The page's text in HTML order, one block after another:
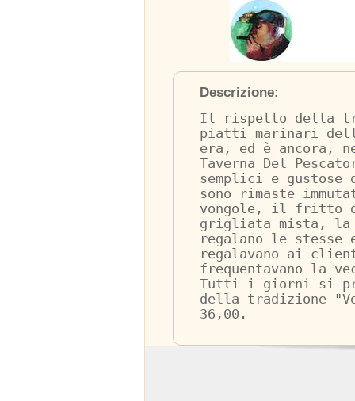
Descrizione:
Il rispetto della
piatti marinari
era, ed è ancora,
Taverna Del
semplici e
sono rimaste
vongole, il fritto
grigliata mista, la
regalano le stesse
regalavano ai
frequentavano la
Tutti i giorni si
della tradizione
36,00.